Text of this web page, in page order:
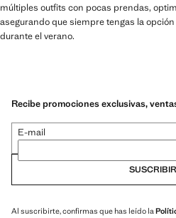
múltiples outfits con pocas prendas,
asegurando que siempre tengas la
durante el verano.
Recibe promociones exclusivas,
E-mail
Al suscribirte, confirmas que has leído la